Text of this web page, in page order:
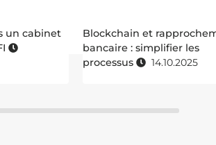
un cabinet
Blockchain et
bancaire : simplifier les
processus
14.10.2025